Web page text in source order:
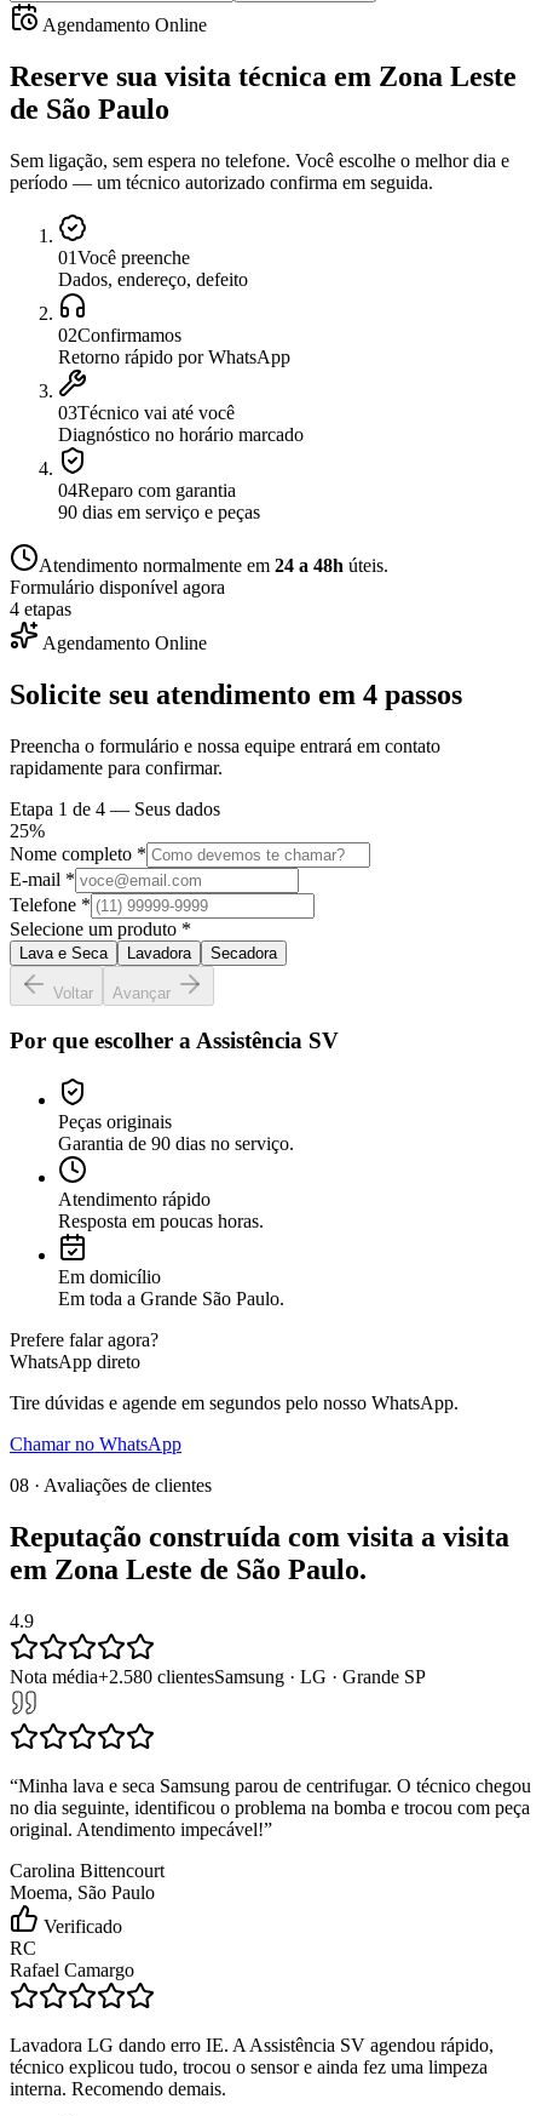
Agendamento Online
Reserve sua visita técnica em Zona Leste
de São Paulo
Sem ligação, sem espera no telefone. Você escolhe o melhor dia e
período — um técnico autorizado confirma em seguida.
01Você preenche
Dados, endereço, defeito
02Confirmamos
Retorno rápido por WhatsApp
03Técnico vai até você
Diagnóstico no horário marcado
04Reparo com garantia
90 dias em serviço e peças
Atendimento normalmente em 24 a 48h úteis.
Formulário disponível agora
4 etapas
Agendamento Online
Solicite seu atendimento em 4 passos
Preencha o formulário e nossa equipe entrará em contato
rapidamente para confirmar.
Etapa 1 de 4 — Seus dados
25%
Nome completo *
E-mail *
Telefone *
Selecione um produto *
Lava e Seca Lavadora Secadora
Voltar Avançar
Por que escolher a Assistência SV
Peças originais
Garantia de 90 dias no serviço.
Atendimento rápido
Resposta em poucas horas.
Em domicílio
Em toda a Grande São Paulo.
Prefere falar agora?
WhatsApp direto
Tire dúvidas e agende em segundos pelo nosso WhatsApp.
Chamar no WhatsApp
08 · Avaliações de clientes
Reputação construída com visita a visita
em Zona Leste de São Paulo.
4.9
Nota média+2.580 clientesSamsung · LG · Grande SP
“Minha lava e seca Samsung parou de centrifugar. O técnico chegou
no dia seguinte, identificou o problema na bomba e trocou com peça
original. Atendimento impecável!”
Carolina Bittencourt
Moema, São Paulo
Verificado
RC
Rafael Camargo
Lavadora LG dando erro IE. A Assistência SV agendou rápido,
técnico explicou tudo, trocou o sensor e ainda fez uma limpeza
interna. Recomendo demais.